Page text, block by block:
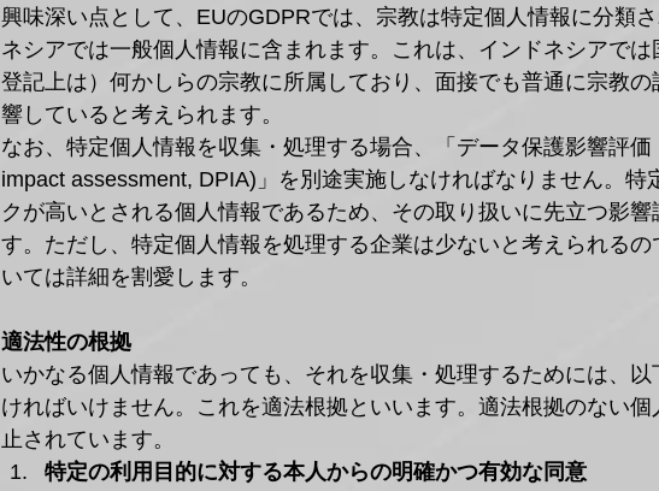
興味深い点として、EUのGDPRでは、宗教は特定個人情報に分類
ネシアでは一般個人情報に含まれます。これは、インドネシアでは
登記上は）何かしらの宗教に所属しており、面接でも普通に宗教
響していると考えられます。
なお、特定個人情報を収集・処理する場合、「データ保護影響評価
impact assessment, DPIA)」を別途実施しなければなりません。特
クが高いとされる個人情報であるため、その取り扱いに先立つ影響
す。ただし、特定個人情報を処理する企業は少ないと考えられる
いては詳細を割愛します。
適法性の根拠
いかなる個人情報であっても、それを収集・処理するためには、
ければいけません。これを適法根拠といいます。適法根拠のない
止されています。
特定の利用目的に対する本人からの明確かつ有効な同意